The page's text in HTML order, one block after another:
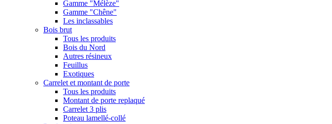
Gamme "Mélèze"
Gamme "Chêne"
Les inclassables
Bois brut
Tous les produits
Bois du Nord
Autres résineux
Feuillus
Exotiques
Carrelet et montant de porte
Tous les produits
Montant de porte replaqué
Carrelet 3 plis
Poteau lamellé-collé